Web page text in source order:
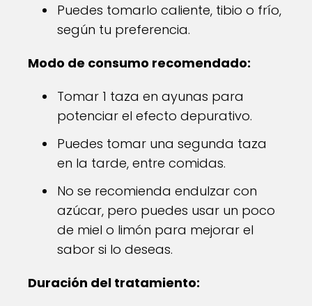
Puedes tomarlo caliente, tibio o frío,
según tu preferencia.
Modo de consumo recomendado:
Tomar 1 taza en ayunas para
potenciar el efecto depurativo.
Puedes tomar una segunda taza
en la tarde, entre comidas.
No se recomienda endulzar con
azúcar, pero puedes usar un poco
de miel o limón para mejorar el
sabor si lo deseas.
Duración del tratamiento: